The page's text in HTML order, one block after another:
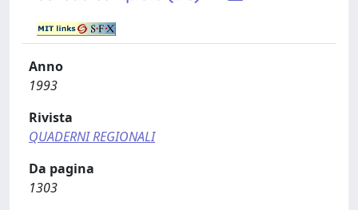
Anno
1993
Rivista
QUADERNI REGIONALI
Da pagina
1303